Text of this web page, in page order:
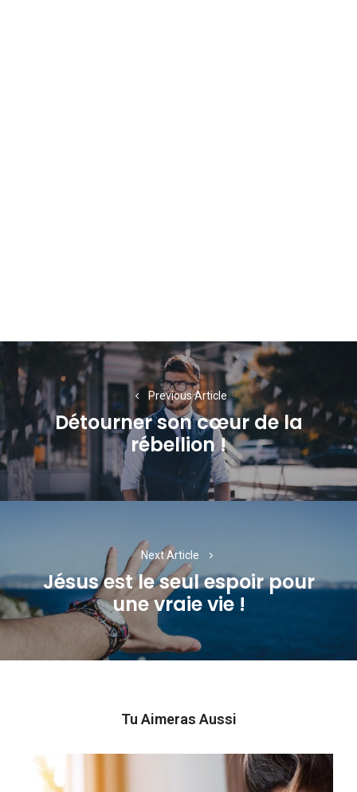
Navigation
de
l’article
Previous Article
Previous
post:
Détourner son cœur de la
rébellion !
Next Article
Next
post:
Jésus est le seul espoir pour
une vraie vie !
Tu Aimeras Aussi